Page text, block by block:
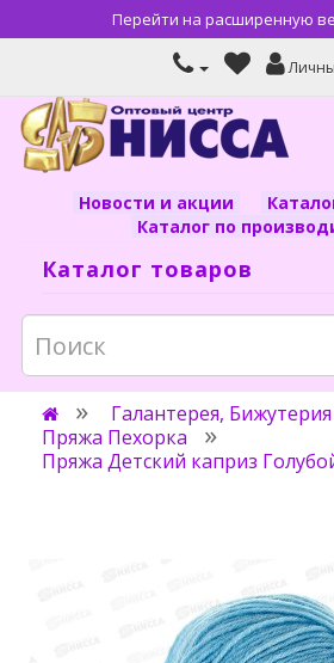
Перейти на расширенную
Новости и акции
Каталог по
Каталог товаров
Галантерея, Бижутерия
Пряжа Пехорка
Пряжа Детский каприз